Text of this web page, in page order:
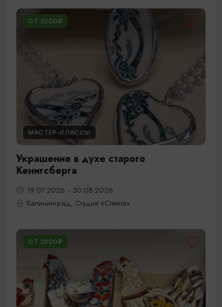
ОТ 3200₽
МАСТЕР-КЛАССЫ
Украшение в духе старого
Кенигсберга
19.07.2026 - 30.08.2026
Калининград, Студия «Стёкла»
ОТ 2800₽